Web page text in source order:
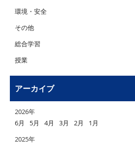
環境・安全
その他
総合学習
授業
アーカイブ
2026年
6月
5月 4月 3月 2月
1月
2025年